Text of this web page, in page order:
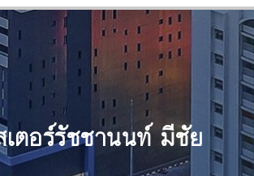
ตอร์รัชชานนท์ มีชัย